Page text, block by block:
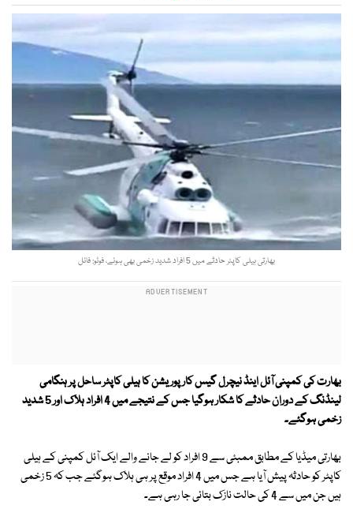
بھارتی ہیلی کاپٹر حادثے میں 5 افراد شدید زخمی بھی ہوئے، فوٹو: فائل
بھارت کی کمپنی آئل اینڈ نیچرل گیس کارپوریشن کا ہیلی کاپٹر ساحل پر ہنگامی
لینڈنگ کے دوران حادثے کا شکار ہوگیا جس کے نتیجے میں 4 افراد ہلاک اور 5 شدید
زخمی ہوگئے۔
بھارتی میڈیا کے مطابق ممبئی سے 9 افراد کو لے جانے والے ایک آئل کمپنی کے ہیلی
کاپٹر کو حادثہ پیش آیا ہے جس میں 4 افراد موقع پر ہی ہلاک ہوگئے جب کہ 5 زخمی
ہیں جن میں سے 4 کی حالت نازک بتائی جا رہی ہے۔